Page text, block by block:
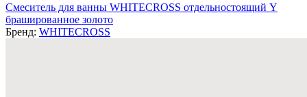
Смеситель для ванны WHITECROSS отдельностоящий Y
брашированное золото
Бренд: WHITECROSS